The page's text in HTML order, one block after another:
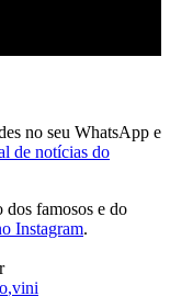
no seu WhatsApp e
de notícias do
dos famosos e do
Instagram.
,vini